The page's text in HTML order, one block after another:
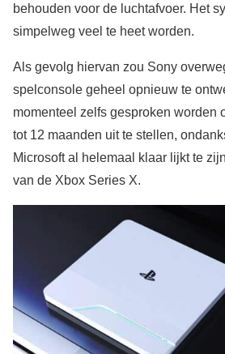
behouden voor de luchtafvoer. Het
simpelweg veel te heet worden.
Als gevolg hiervan zou Sony
spelconsole geheel opnieuw te
momenteel zelfs gesproken worden
tot 12 maanden uit te stellen,
Microsoft al helemaal klaar lijkt te
van de Xbox Series X.